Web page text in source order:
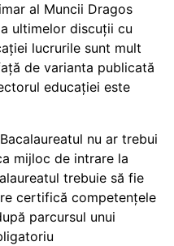
al Muncii Dragos
ultimelor discuții cu
lucrurile sunt mult
de varianta publicată
educației este
nu ar trebui
mijloc de intrare la
trebuie să fie
certifică competențele
parcursul unui